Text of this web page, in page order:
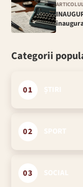
Categorii
01
02
03